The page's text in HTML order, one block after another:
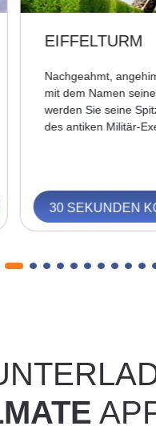
EIFFELTURM
Nachgeahmt,
mit dem Namen
werden Sie seine
des antiken Militär-
30 SEKUNDEN